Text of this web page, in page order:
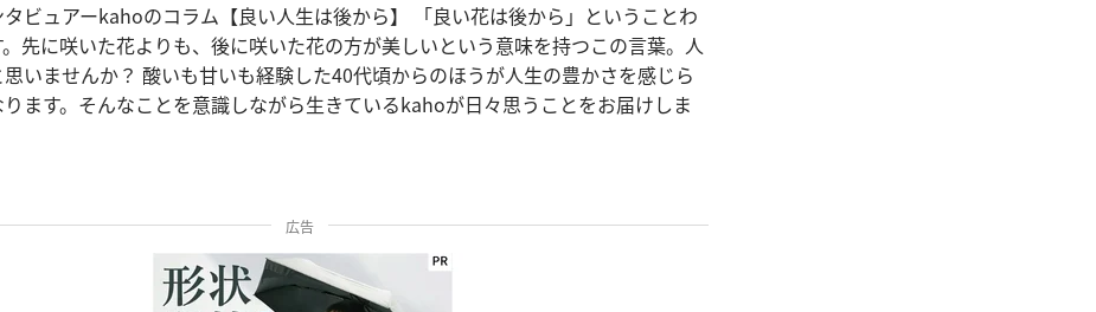
ビュアーkahoのコラム【良い人生は後から】 「良い花は後から」ということわ
先に咲いた花よりも、後に咲いた花の方が美しいという意味を持つこの言葉。人
いませんか？ 酸いも甘いも経験した40代頃からのほうが人生の豊かさを感じら
ます。そんなことを意識しながら生きているkahoが日々思うことをお届けしま
広告